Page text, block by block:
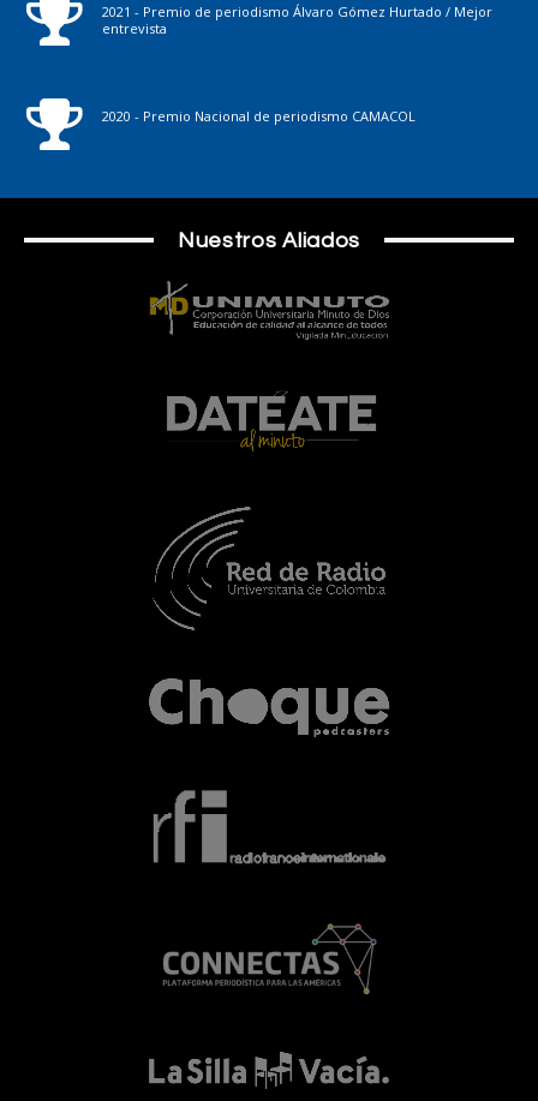
2021 - Premio de periodismo Álvaro Gómez Hurtado / Mejor
entrevista
2020 - Premio Nacional de periodismo CAMACOL
Nuestros Aliados